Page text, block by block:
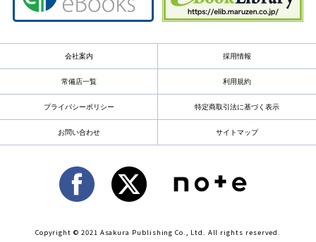
会社案内 採用情報
常備店一覧 利用規約
プライバシーポリシー 特定商取引法に基づく表示
お問い合わせ サイトマップ
Copyright © 2021 Asakura Publishing Co., Ltd. All rights reserved.